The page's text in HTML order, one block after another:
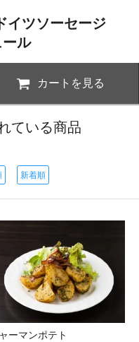
イツソーセージ
ール
カートを見る
ている商品
新着順
ーマンポテト